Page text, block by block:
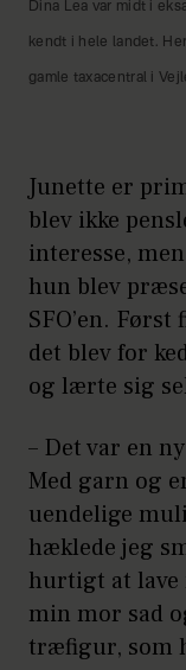
Dina Lea var midt i
kendt i hele landet.
gamle taxacentral i
Junette er
blev ikke
interesse,
hun blev
SFO’en.
det blev for
og lærte sig
– Det var en
Med garn og
uendelige
hæklede jeg
hurtigt at lave
min mor sad
træfigur, som